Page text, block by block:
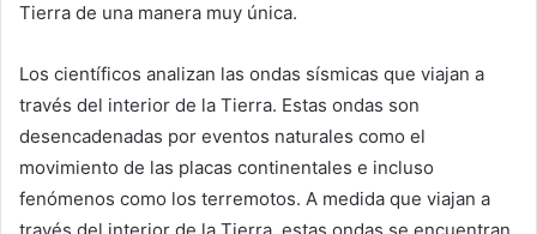
Tierra de una manera muy única.
Los científicos analizan las ondas sísmicas que viajan a
través del interior de la Tierra. Estas ondas son
desencadenadas por eventos naturales como el
movimiento de las placas continentales e incluso
fenómenos como los terremotos. A medida que viajan a